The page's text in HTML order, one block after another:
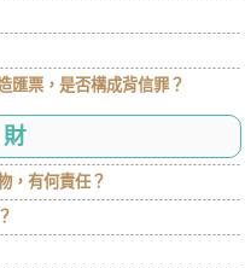
匯票，是否構成背信罪？
，有何責任？